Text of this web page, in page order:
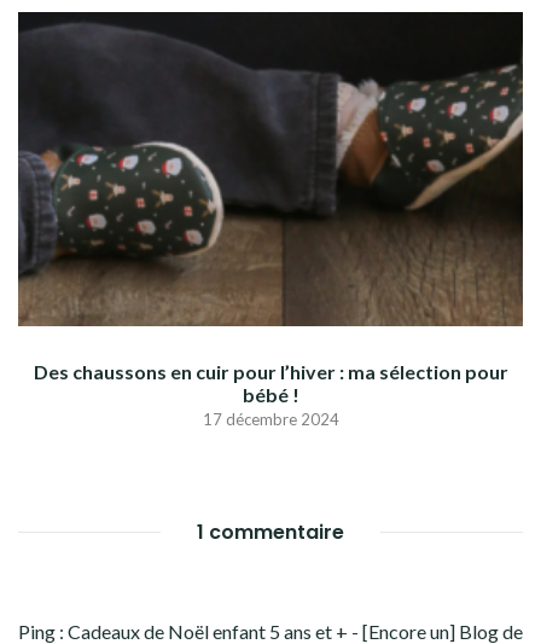
Des chaussons en cuir pour l’hiver : ma sélection pour
bébé !
17 décembre 2024
1 commentaire
Ping : Cadeaux de Noël enfant 5 ans et + - [Encore un] Blog de